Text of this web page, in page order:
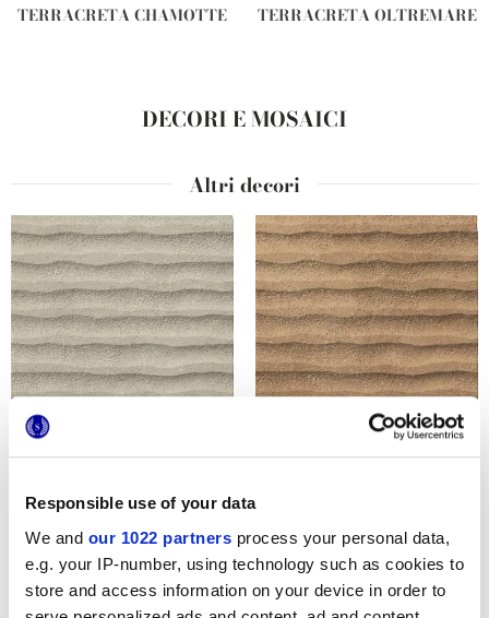
Responsible use of your data
We and our 1022 partners process your personal data,
e.g. your IP-number, using technology such as cookies to
store and access information on your device in order to
TERRACRETA CHAMOTTE TERRACRETA OLTREMARE
DECORI E MOSAICI
Altri decori
TERRACRETA RILIEVO TERRACRETA RILIEVO